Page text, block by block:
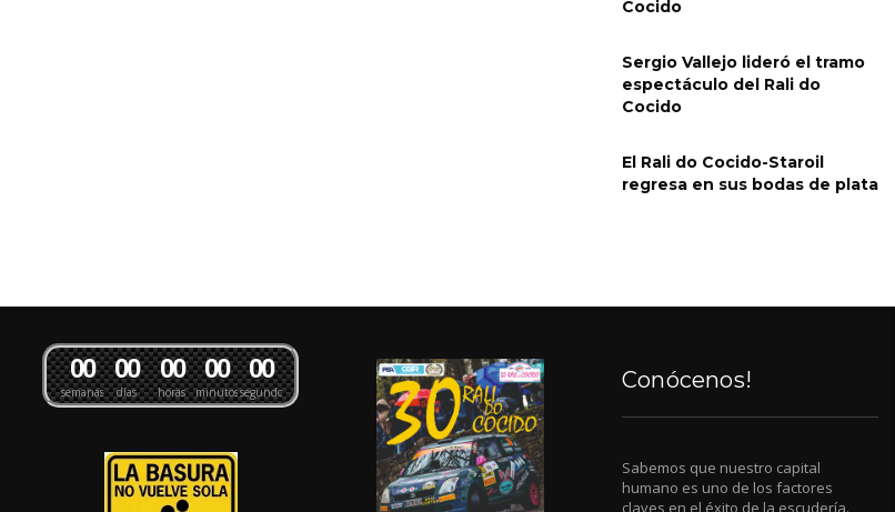
Cocido
Sergio Vallejo lideró el tramo
espectáculo del Rali do
Cocido
El Rali do Cocido-Staroil
regresa en sus bodas de plata
semanas
00
días
00
horas
00
minutos
00
segundos
00 Conócenos!
Sabemos que nuestro capital
humano es uno de los factores
claves en el éxito de la escudería.